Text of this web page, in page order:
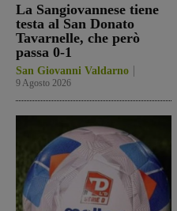
La Sangiovannese tiene
testa al San Donato
Tavarnelle, che però
passa 0-1
San Giovanni Valdarno
9 Agosto 2026